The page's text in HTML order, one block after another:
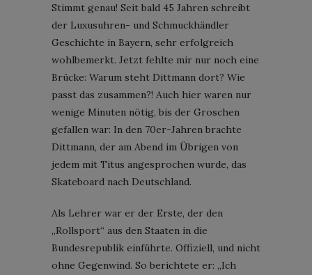
Stimmt genau! Seit bald 45 Jahren schreibt
der Luxusuhren- und Schmuckhändler
Geschichte in Bayern, sehr erfolgreich
wohlbemerkt. Jetzt fehlte mir nur noch eine
Brücke: Warum steht Dittmann dort? Wie
passt das zusammen?! Auch hier waren nur
wenige Minuten nötig, bis der Groschen
gefallen war: In den 70er-Jahren brachte
Dittmann, der am Abend im Übrigen von
jedem mit Titus angesprochen wurde, das
Skateboard nach Deutschland.
Als Lehrer war er der Erste, der den
„Rollsport“ aus den Staaten in die
Bundesrepublik einführte. Offiziell, und nicht
ohne Gegenwind. So berichtete er: „Ich